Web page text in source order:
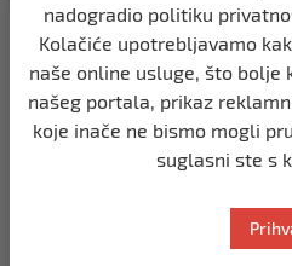
nadogradio politiku
Kolačiće upotrebljavamo
naše online usluge, što bolje
našeg portala, prikaz
koje inače ne bismo mogli
suglasni ste s